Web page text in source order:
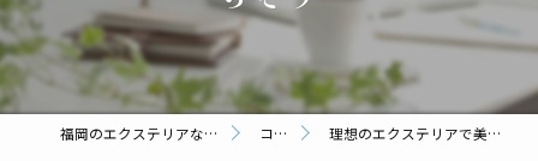
福岡のエクステリアなら幸千工業 コラム 理想のエクステリアで美しく暮らそう